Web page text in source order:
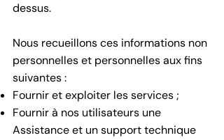
dessus.
Nous recueillons ces informations non
personnelles et personnelles aux fins
suivantes :
Fournir et exploiter les services ;
Fournir à nos utilisateurs une
Assistance et un support technique